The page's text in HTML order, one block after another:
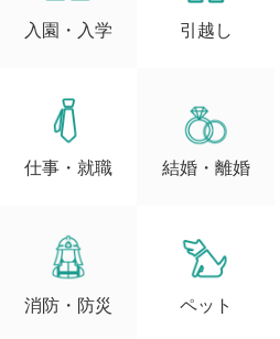
入園・入学 引越し
仕事・就職 結婚・離婚
消防・防災 ペット